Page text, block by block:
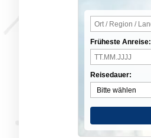
Früheste Anreise:
Reisedauer: